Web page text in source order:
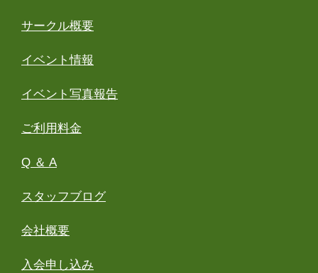
サークル概要
イベント情報
イベント写真報告
ご利用料金
Q ＆ A
スタッフブログ
会社概要
入会申し込み